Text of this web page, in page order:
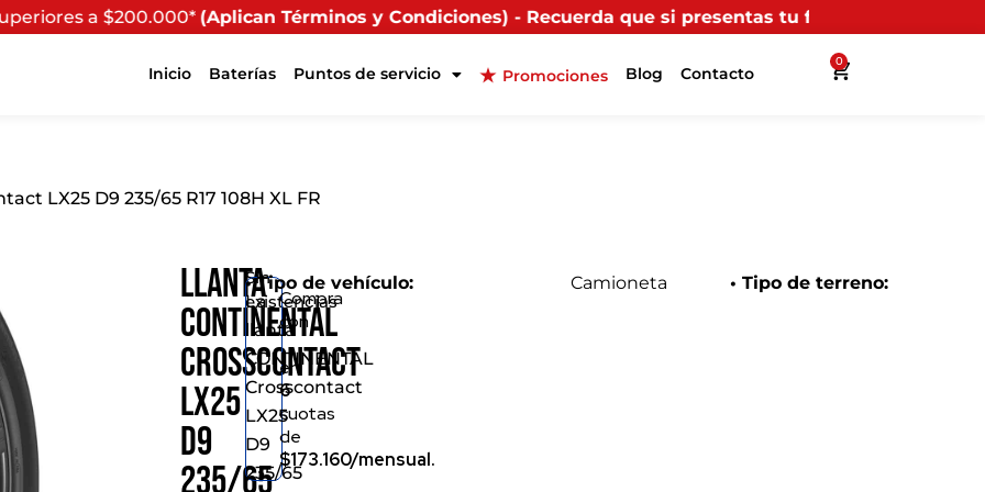
(Aplican Términos y Condiciones) - Recuerda que si presentas tu factura (física o digital) en uno de
Inicio Baterías Puntos de servicio Promociones Blog Contacto
0
LX25 D9 235/65 R17 108H XL FR
Llanta
CONTINENTAL
Crosscontact
LX25
D9
235/65
Sin
existencias
Compra
con
en
6
cuotas
de
$173.160/mensual.
La
llanta
CONTINENTAL
Crosscontact
LX25
D9
235/65
• Tipo de vehículo: Camioneta • Tipo de terreno: